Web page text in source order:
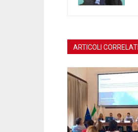
ARTICOLI CORRELATI